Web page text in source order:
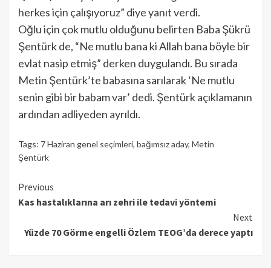
herkes için çalışıyoruz” diye yanıt verdi.
Oğlu için çok mutlu olduğunu belirten Baba Şükrü
Şentürk de, “Ne mutlu bana ki Allah bana böyle bir
evlat nasip etmiş” derken duygulandı. Bu sırada
Metin Şentürk’te babasına sarılarak ‘Ne mutlu
senin gibi bir babam var’ dedi. Şentürk açıklamanın
ardından adliyeden ayrıldı.
Tags: 7 Haziran genel seçimleri, bağımsız aday, Metin
Şentürk
Continue
Reading
Previous
Kas hastalıklarına arı zehri ile tedavi yöntemi
Next
Yüzde 70 Görme engelli Özlem TEOG’da derece yaptı